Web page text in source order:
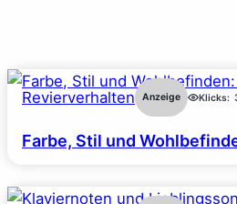
Revierverhalten Anzeige Klicks:
Farbe, Stil und